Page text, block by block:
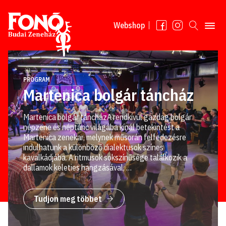
Tovább a tartalomhoz
Webshop
PROGRAM
Martenica bolgár táncház
Martenica bolgár táncházA rendkívül gazdag bolgár
népzene és néptánc világába kínál betekintést a
Martenica zenekar, melynek műsorán felfedezésre
indulhatunk a különböző dialektusok színes
kavalkádjába. A ritmusok sokszínűsége találkozik a
dallamok keleties hangzásával, …
Tudjon meg többet